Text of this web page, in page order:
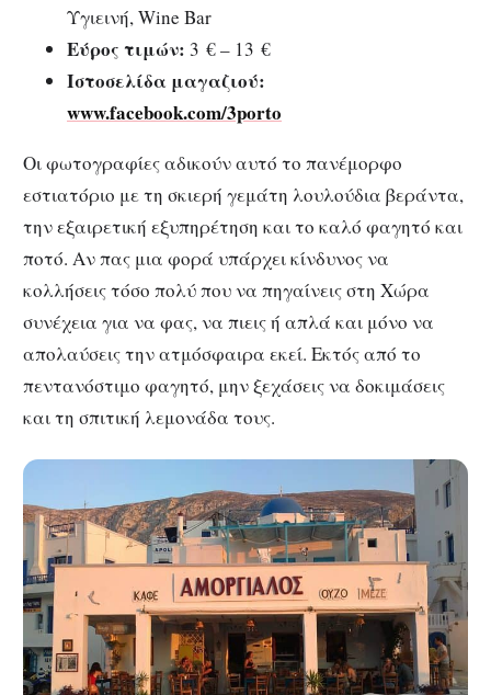
Υγιεινή, Wine Bar
Εύρος τιμών: 3 € – 13 €
Ιστοσελίδα μαγαζιού:
www.facebook.com/3porto
Οι φωτογραφίες αδικούν αυτό το πανέμορφο
εστιατόριο με τη σκιερή γεμάτη λουλούδια βεράντα,
την εξαιρετική εξυπηρέτηση και το καλό φαγητό και
ποτό. Αν πας μια φορά υπάρχει κίνδυνος να
κολλήσεις τόσο πολύ που να πηγαίνεις στη Χώρα
συνέχεια για να φας, να πιεις ή απλά και μόνο να
απολαύσεις την ατμόσφαιρα εκεί. Εκτός από το
πεντανόστιμο φαγητό, μην ξεχάσεις να δοκιμάσεις
και τη σπιτική λεμονάδα τους.